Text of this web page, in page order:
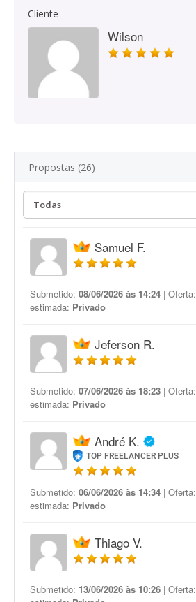
Cliente
Wilson
Propostas (26)
Samuel F.
Submetido: 08/06/2026 às 14:24 | Oferta:
estimada: Privado
Jeferson R.
Submetido: 07/06/2026 às 18:23 | Oferta:
estimada: Privado
André K.
TOP FREELANCER PLUS
Submetido: 06/06/2026 às 14:34 | Oferta:
estimada: Privado
Thiago V.
Submetido: 13/06/2026 às 10:26 | Oferta: